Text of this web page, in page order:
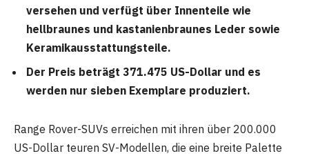
versehen und verfügt über Innenteile wie
hellbraunes und kastanienbraunes Leder sowie
Keramikausstattungsteile.
Der Preis beträgt 371.475 US-Dollar und es
werden nur sieben Exemplare produziert.
Range Rover-SUVs erreichen mit ihren über 200.000
US-Dollar teuren SV-Modellen, die eine breite Palette